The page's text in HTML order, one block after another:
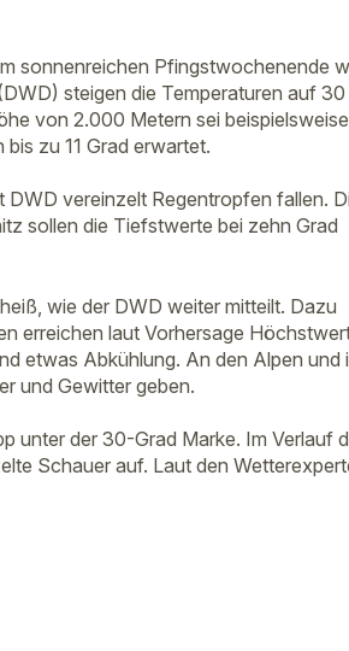
sonnenreichen Pfingstwochenende
steigen die Temperaturen auf 30
von 2.000 Metern sei
zu 11 Grad erwartet.
vereinzelt Regentropfen fallen.
sollen die Tiefstwerte bei zehn Grad
wie der DWD weiter mitteilt. Dazu
erreichen laut Vorhersage
etwas Abkühlung. An den Alpen und
und Gewitter geben.
unter der 30-Grad Marke. Im Verlauf
Schauer auf. Laut den